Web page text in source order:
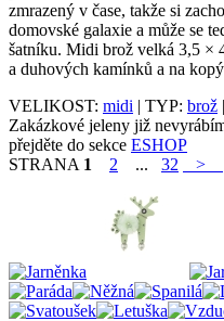
zmrazený v čase, takže si
domovské galaxie a může se
šatníku. Midi brož velká 3,5 ×
a duhových kamínků a na
VELIKOST: midi | TYP: brož
Zakázkové jeleny již
přejděte do sekce ESHOP
STRANA 1 2 ... 32 >